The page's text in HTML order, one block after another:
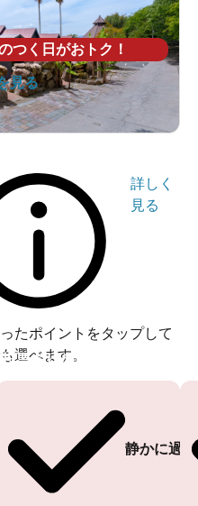
つく日がおトク！
見る
詳しく
見る
たポイントをタップして
選べます。
ある 静かに過
投票ありがとうございます